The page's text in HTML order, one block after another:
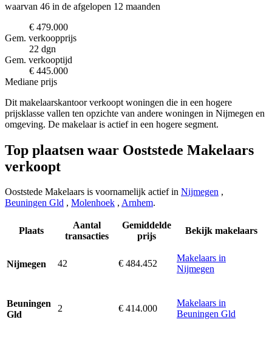
waarvan 46 in de afgelopen 12 maanden
€ 479.000
Gem. verkoopprijs
22 dgn
Gem. verkooptijd
€ 445.000
Mediane prijs
Dit makelaarskantoor verkoopt woningen die in een hogere
prijsklasse vallen ten opzichte van andere woningen in Nijmegen en
omgeving. De makelaar is actief in een hogere segment.
Top plaatsen waar Ooststede Makelaars
verkoopt
Ooststede Makelaars is voornamelijk actief in Nijmegen ,
Beuningen Gld , Molenhoek , Arnhem.
Plaats
Aantal
transacties
Gemiddelde
prijs
Bekijk makelaars
Nijmegen 42 € 484.452
Makelaars in
Nijmegen
Beuningen
Gld
2 € 414.000
Makelaars in
Beuningen Gld